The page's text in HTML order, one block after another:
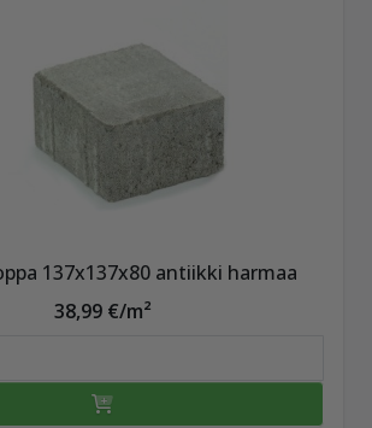
137x137x80 antiikki harmaa
38,99 €/m²